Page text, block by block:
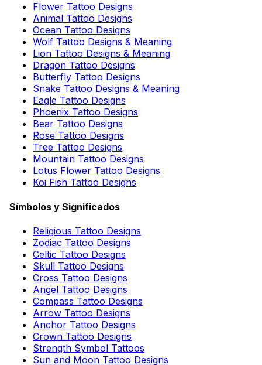
Flower Tattoo Designs
Animal Tattoo Designs
Ocean Tattoo Designs
Wolf Tattoo Designs & Meaning
Lion Tattoo Designs & Meaning
Dragon Tattoo Designs
Butterfly Tattoo Designs
Snake Tattoo Designs & Meaning
Eagle Tattoo Designs
Phoenix Tattoo Designs
Bear Tattoo Designs
Rose Tattoo Designs
Tree Tattoo Designs
Mountain Tattoo Designs
Lotus Flower Tattoo Designs
Koi Fish Tattoo Designs
Símbolos y Significados
Religious Tattoo Designs
Zodiac Tattoo Designs
Celtic Tattoo Designs
Skull Tattoo Designs
Cross Tattoo Designs
Angel Tattoo Designs
Compass Tattoo Designs
Arrow Tattoo Designs
Anchor Tattoo Designs
Crown Tattoo Designs
Strength Symbol Tattoos
Sun and Moon Tattoo Designs